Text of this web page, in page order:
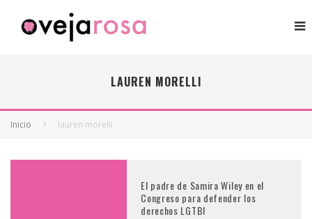
LAUREN MORELLI
Inicio lauren morelli
El padre de Samira Wiley en el
Congreso para defender los
derechos LGTBI